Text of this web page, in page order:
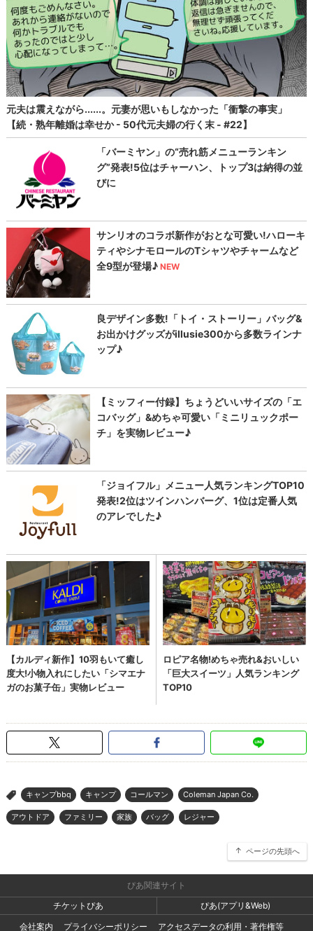
> キャンプbbq キャンプ コールマン Coleman Japan Co.
アウトドア ファミリー 家族 バッグ レジャー
ページの先頭へ
ぴあ関連サイト
チケットぴあ
ぴあ(アプリ&Web)
会社案内
プライバシーポリシー アクセスデータの利用・著作権等